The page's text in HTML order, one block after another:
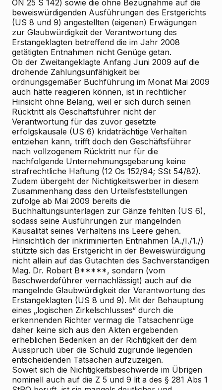
ON 25 S 142) sowie die ohne Bezugnahme auf die
beweiswürdigenden Ausführungen des Erstgerichts
(US 8 und 9) angestellten (eigenen) Erwägungen
zur Glaubwürdigkeit der Verantwortung des
Erstangeklagten betreffend die im Jahr 2008
getätigten Entnahmen nicht Genüge getan.
Ob der Zweitangeklagte Anfang Juni 2009 auf die
drohende Zahlungsunfähigkeit bei
ordnungsgemäßer Buchführung im Monat Mai 2009
auch hätte reagieren können, ist in rechtlicher
Hinsicht ohne Belang, weil er sich durch seinen
Rücktritt als Geschäftsführer nicht der
Verantwortung für das zuvor gesetzte
erfolgskausale (US 6) kridaträchtige Verhalten
entziehen kann, trifft doch den Geschäftsführer
nach vollzogenem Rücktritt nur für die
nachfolgende Unternehmungsgebarung keine
strafrechtliche Haftung (12 Os 152/94; SSt 54/82).
Zudem übergeht der Nichtigkeitswerber in diesem
Zusammenhang dass den Urteilsfeststellungen
zufolge ab Mai 2009 bereits die
Buchhaltungsunterlagen zur Gänze fehlten (US 6),
sodass seine Ausführungen zur mangelnden
Kausalität seines Verhaltens ins Leere gehen.
Hinsichtlich der inkriminierten Entnahmen (A./I./1./)
stützte sich das Erstgericht in der Beweiswürdigung
nicht allein auf das Gutachten des Sachverständigen
Mag. Dr. Robert B*****, sondern (vom
Beschwerdeführer vernachlässigt) auch auf die
mangelnde Glaubwürdigkeit der Verantwortung des
Erstangeklagten (US 8 und 9). Mit der Behauptung
eines „logischen Zirkelschlusses“ durch die
erkennenden Richter vermag die Tatsachenrüge
daher keine sich aus den Akten ergebenden
erheblichen Bedenken an der Richtigkeit der dem
Ausspruch über die Schuld zugrunde liegenden
entscheidenden Tatsachen aufzuzeigen.
Soweit sich die Nichtigkeitsbeschwerde im Übrigen
nominell auch auf die Z 5 und 9 lit a des § 281 Abs 1